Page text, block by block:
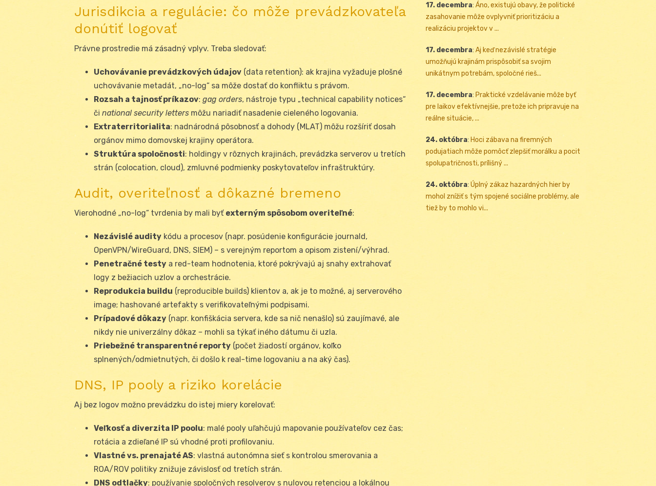
Jurisdikcia a regulácie: čo môže prevádzkovateľa
donútiť logovať
Právne prostredie má zásadný vplyv. Treba sledovať:
Uchovávanie prevádzkových údajov (data retention): ak krajina vyžaduje plošné
uchovávanie metadát, „no-log“ sa môže dostať do konfliktu s právom.
Rozsah a tajnosť príkazov: gag orders, nástroje typu „technical capability notices“
či national security letters môžu nariadiť nasadenie cieleného logovania.
Extraterritorialita: nadnárodná pôsobnosť a dohody (MLAT) môžu rozšíriť dosah
orgánov mimo domovskej krajiny operátora.
Struktúra spoločnosti: holdingy v rôznych krajinách, prevádzka serverov u tretích
strán (colocation, cloud), zmluvné podmienky poskytovateľov infraštruktúry.
Audit, overiteľnosť a dôkazné bremeno
Vierohodné „no-log“ tvrdenia by mali byť externým spôsobom overiteľné:
Nezávislé audity kódu a procesov (napr. posúdenie konfigurácie journald,
OpenVPN/WireGuard, DNS, SIEM) – s verejným reportom a opisom zistení/výhrad.
Penetračné testy a red-team hodnotenia, ktoré pokrývajú aj snahy extrahovať
logy z bežiacich uzlov a orchestrácie.
Reprodukcia buildu (reproducible builds) klientov a, ak je to možné, aj serverového
image; hashované artefakty s verifikovateľnými podpisami.
Prípadové dôkazy (napr. konfiškácia servera, kde sa nič nenašlo) sú zaujímavé, ale
nikdy nie univerzálny dôkaz – mohli sa týkať iného dátumu či uzla.
Priebežné transparentné reporty (počet žiadostí orgánov, koľko
splnených/odmietnutých, či došlo k real-time logovaniu a na aký čas).
DNS, IP pooly a riziko korelácie
Aj bez logov možno prevádzku do istej miery korelovať:
Veľkosť a diverzita IP poolu: malé pooly uľahčujú mapovanie používateľov cez čas;
rotácia a zdieľané IP sú vhodné proti profilovaniu.
Vlastné vs. prenajaté AS: vlastná autonómna sieť s kontrolou smerovania a
ROA/ROV politiky znižuje závislosť od tretích strán.
DNS odtlačky: používanie spoločných resolverov s nulovou retenciou a lokálnou
17. decembra: Áno, existujú obavy, že politické
zasahovanie môže ovplyvniť prioritizáciu a
realizáciu projektov v ...
17. decembra: Aj keď nezávislé stratégie
umožňujú krajinám prispôsobiť sa svojim
unikátnym potrebám, spoločné rieš...
17. decembra: Praktické vzdelávanie môže byť
pre laikov efektívnejšie, pretože ich pripravuje na
reálne situácie, ...
24. októbra: Hoci zábava na firemných
podujatiach môže pomôcť zlepšiť morálku a pocit
spolupatričnosti, prílišný ...
24. októbra: Úplný zákaz hazardných hier by
mohol znížiť s tým spojené sociálne problémy, ale
tiež by to mohlo vi...